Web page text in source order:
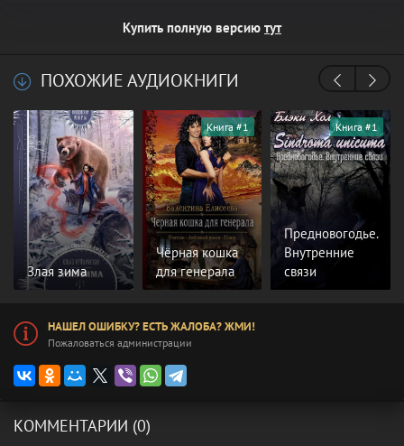
Купить полную версию тут
ПОХОЖИЕ АУДИОКНИГИ
Злая зима
Чёрная кошка
для генерала
Книга #1
Предновогодье.
Внутренние
связи
Книга #1
НАШЕЛ ОШИБКУ? ЕСТЬ ЖАЛОБА? ЖМИ!
Пожаловаться администрации
КОММЕНТАРИИ (0)